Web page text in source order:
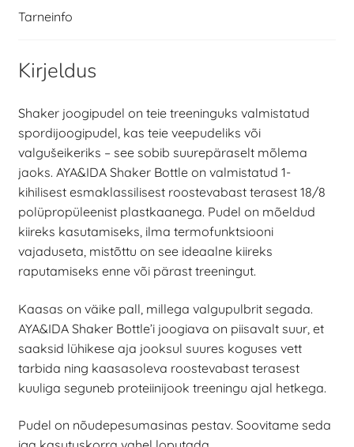
Tarneinfo
Kirjeldus
Shaker joogipudel on teie treeninguks valmistatud
spordijoogipudel, kas teie veepudeliks või
valgušeikeriks – see sobib suurepäraselt mõlema
jaoks. AYA&IDA Shaker Bottle on valmistatud 1-
kihilisest esmaklassilisest roostevabast terasest 18/8
polüpropüleenist plastkaanega. Pudel on mõeldud
kiireks kasutamiseks, ilma termofunktsiooni
vajaduseta, mistõttu on see ideaalne kiireks
raputamiseks enne või pärast treeningut.
Kaasas on väike pall, millega valgupulbrit segada.
AYA&IDA Shaker Bottle’i joogiava on piisavalt suur, et
saaksid lühikese aja jooksul suures koguses vett
tarbida ning kaasasoleva roostevabast terasest
kuuliga seguneb proteiinijook treeningu ajal hetkega.
Pudel on nõudepesumasinas pestav. Soovitame seda